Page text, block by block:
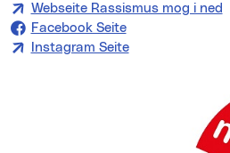
Webseite Rassismus mog i ned
Facebook Seite
Instagram Seite